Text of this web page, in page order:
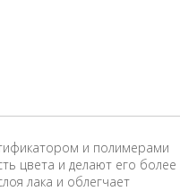
и полимерами
цвета и делают его более
лака и облегчает